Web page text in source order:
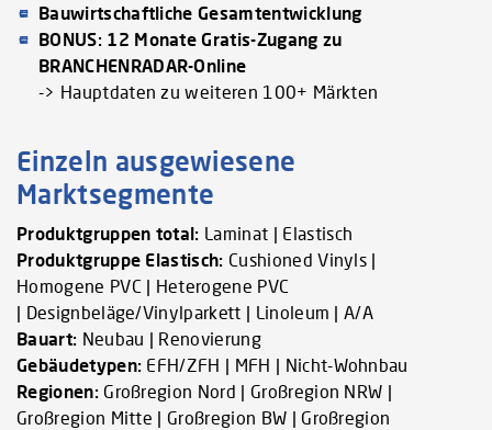
Bauwirtschaftliche Gesamtentwicklung
BONUS: 12 Monate Gratis-Zugang zu
BRANCHENRADAR-Online
-> Hauptdaten zu weiteren 100+ Märkten
Einzeln ausgewiesene
Marktsegmente
Produktgruppen total: Laminat | Elastisch
Produktgruppe Elastisch: Cushioned Vinyls |
Homogene PVC | Heterogene PVC
| Designbeläge/Vinylparkett | Linoleum | A/A
Bauart: Neubau | Renovierung
Gebäudetypen: EFH/ZFH | MFH | Nicht-Wohnbau
Regionen:Großregion Nord | Großregion NRW |
Großregion Mitte | Großregion BW | Großregion